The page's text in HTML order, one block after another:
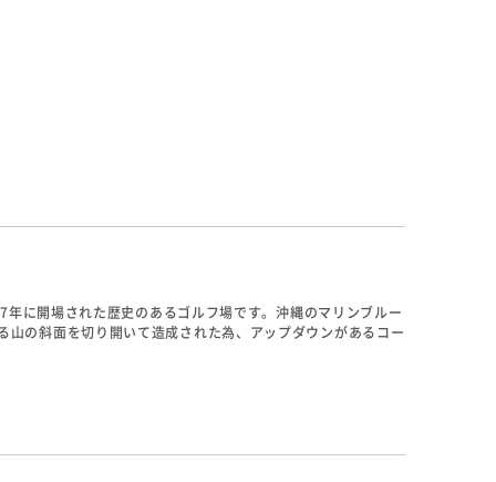
ーはとりやすい。
に開場された歴史のあるゴルフ場です。沖縄のマリンブルー
の斜面を切り開いて造成された為、アップダウンがあるコー
出ており、狙いが絞りにくくなっています。北コースはシ